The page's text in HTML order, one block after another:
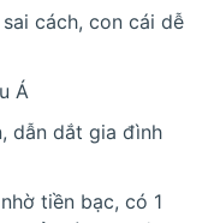
cách, con cái dễ
Á
dẫn dắt gia đình
tiền bạc, có 1